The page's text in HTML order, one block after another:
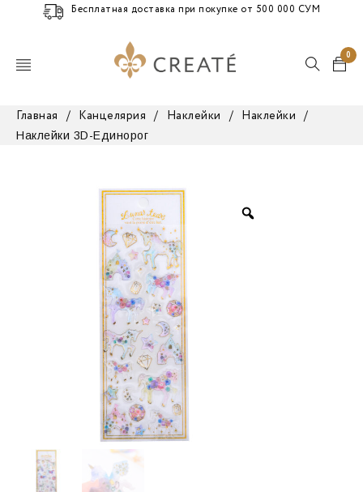
Бесплатная доставка при покупке от 500 000 СУМ
0
Главная / Канцелярия / Наклейки / Наклейки /
Наклейки 3D-Единорог